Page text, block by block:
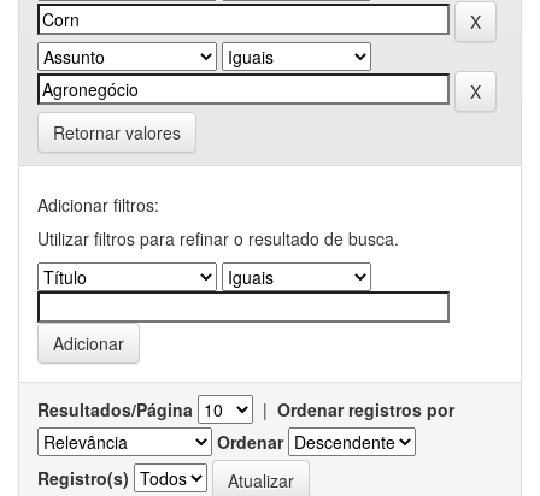
Retornar valores
Adicionar filtros:
Utilizar filtros para refinar o resultado de busca.
Resultados/Página | Ordenar registros por
Ordenar
Registro(s)